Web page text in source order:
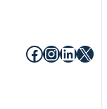
Facebook
X